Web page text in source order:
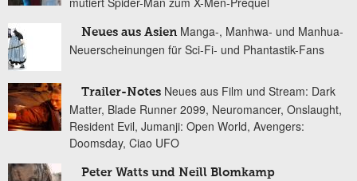
Neues aus Asien Manga-, Manhwa- und Manhua-
Neuerscheinungen für Sci-Fi- und Phantastik-Fans
Trailer-Notes Neues aus Film und Stream: Dark
Matter, Blade Runner 2099, Neuromancer, Onslaught,
Resident Evil, Jumanji: Open World, Avengers:
Doomsday, Ciao UFO
Peter Watts und Neill Blomkamp